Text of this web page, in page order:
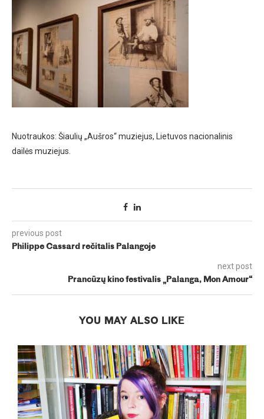
Nuotraukos: Šiaulių „Aušros“ muziejus, Lietuvos nacionalinis
dailės muziejus.
previous post
Philippe Cassard rečitalis Palangoje
next post
Prancūzų kino festivalis „Palanga, Mon Amour“
YOU MAY ALSO LIKE